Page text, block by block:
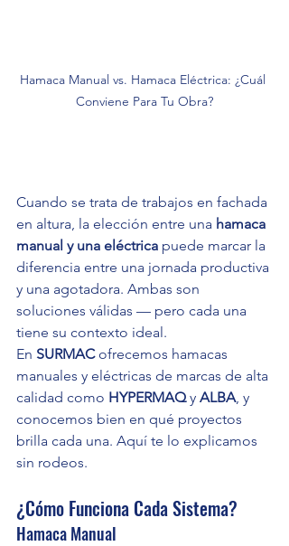
Hamaca Manual vs. Hamaca Eléctrica: ¿Cuál
Conviene Para Tu Obra?
Cuando se trata de trabajos en fachada
en altura, la elección entre una hamaca
manual y una eléctrica puede marcar la
diferencia entre una jornada productiva
y una agotadora. Ambas son
soluciones válidas — pero cada una
tiene su contexto ideal.
En SURMAC ofrecemos hamacas
manuales y eléctricas de marcas de alta
calidad como HYPERMAQ y ALBA, y
conocemos bien en qué proyectos
brilla cada una. Aquí te lo explicamos
sin rodeos.
¿Cómo Funciona Cada Sistema?
Hamaca Manual